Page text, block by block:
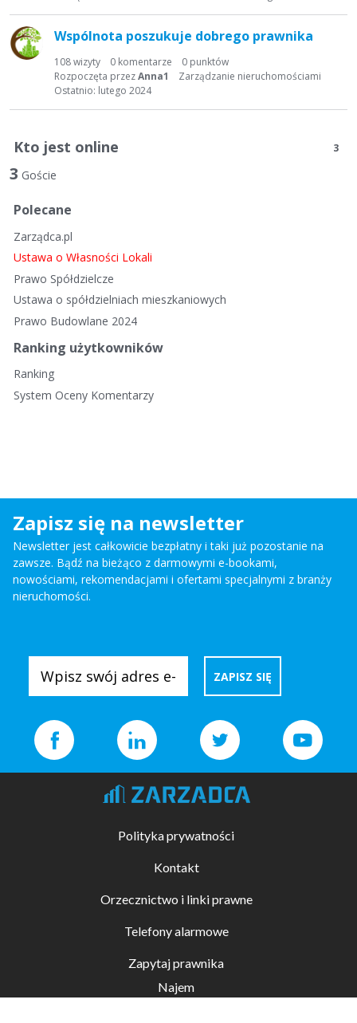
Wspólnota poszukuje dobrego prawnika
108wizyty 0 komentarze 0 punktów
Rozpoczęta przezAnna1
Ostatnio: lutego 2024
Zarządzanie nieruchomościami
Kto jest online 3
3 Goście
Polecane
Zarządca.pl
Ustawa o Własności Lokali
Prawo Spółdzielcze
Ustawa o spółdzielniach mieszkaniowych
Prawo Budowlane 2024
Ranking użytkowników
Ranking
System Oceny Komentarzy
Zapisz się na newsletter
Newsletter jest całkowicie bezpłatny i taki już pozostanie na
zawsze. Bądź na bieżąco z darmowymi e-bookami,
nowościami, rekomendacjami i ofertami specjalnymi z branży
nieruchomości.
Polityka prywatności
Kontakt
Orzecznictwo i linki prawne
Telefony alarmowe
Zapytaj prawnika
Najem